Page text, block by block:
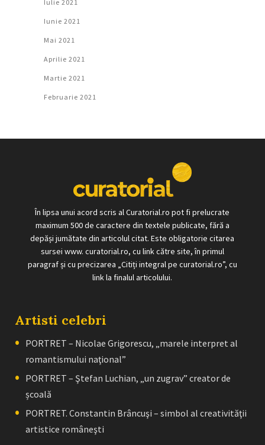
Iulie 2021
Iunie 2021
Mai 2021
Aprilie 2021
Martie 2021
Februarie 2021
În lipsa unui acord scris al Curatorial.ro pot fi prelucrate
maximum 500 de caractere din textele publicate, fără a
depăși jumătate din articolul citat. Este obligatorie citarea
sursei www. curatorial.ro, cu link către site, în primul
paragraf și cu precizarea „Citiți integral pe curatorial.ro”, cu
link la finalul articolului.
Artisti celebri
PORTRET – Nicolae Grigorescu, „marele interpret al
romantismului naţional”
PORTRET – Ştefan Luchian, „un zugrav” creator de
școală
PORTRET. Constantin Brâncuşi – simbol al creativităţii
artistice româneşti